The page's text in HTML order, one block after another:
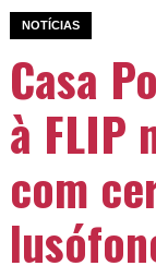
NOTÍCIAS
Casa
à FLIP
com